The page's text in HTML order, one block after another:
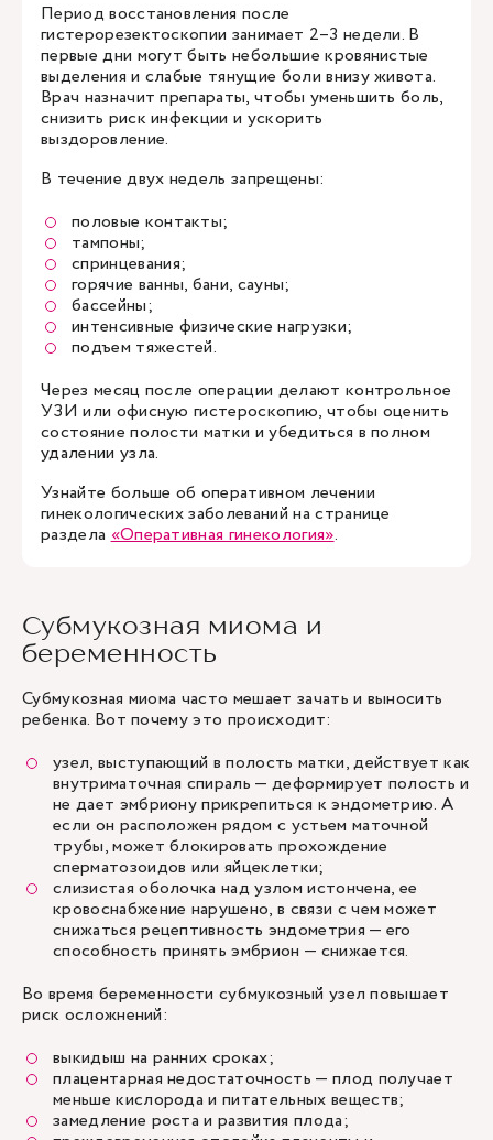
Период восстановления после
гистерорезектоскопии занимает 2–3 недели. В
первые дни могут быть небольшие кровянистые
выделения и слабые тянущие боли внизу живота.
Врач назначит препараты, чтобы уменьшить боль,
снизить риск инфекции и ускорить
выздоровление.
В течение двух недель запрещены:
половые контакты;
тампоны;
спринцевания;
горячие ванны, бани, сауны;
бассейны;
интенсивные физические нагрузки;
подъем тяжестей.
Через месяц после операции делают контрольное
УЗИ или офисную гистероскопию, чтобы оценить
состояние полости матки и убедиться в полном
удалении узла.
Узнайте больше об оперативном лечении
гинекологических заболеваний на странице
раздела«Оперативная гинекология».
Субмукозная миома и
беременность
Субмукозная миома часто мешает зачать и выносить
ребенка. Вот почему это происходит:
узел, выступающий в полость матки, действует как
внутриматочная спираль — деформирует полость и
не дает эмбриону прикрепиться к эндометрию. А
если он расположен рядом с устьем маточной
трубы, может блокировать прохождение
сперматозоидов или яйцеклетки;
слизистая оболочка над узлом истончена, ее
кровоснабжение нарушено, в связи с чем может
снижаться рецептивность эндометрия — его
способность принять эмбрион — снижается.
Во время беременности субмукозный узел повышает
риск осложнений:
выкидыш на ранних сроках;
плацентарная недостаточность — плод получает
меньше кислорода и питательных веществ;
замедление роста и развития плода;